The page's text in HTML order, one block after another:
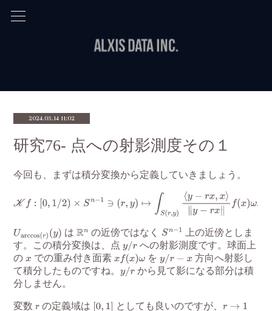
2024.05.14 11:02
研究76- 点への射影測度その１